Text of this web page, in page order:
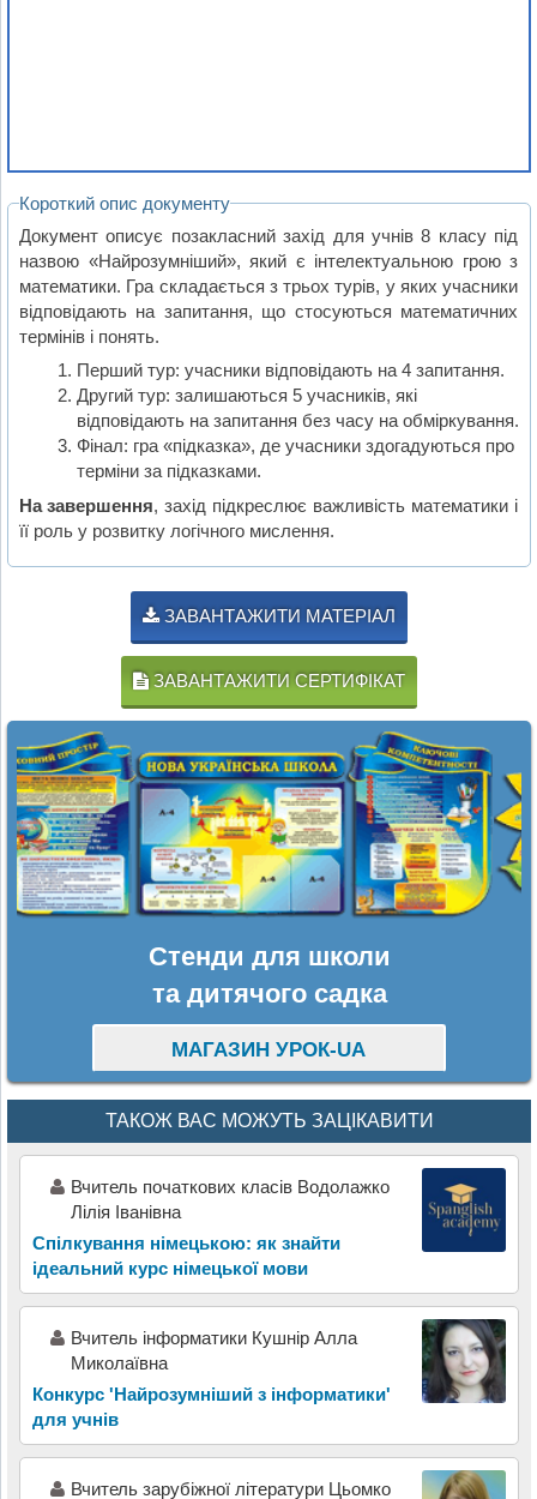
Короткий опис документу
Документ описує позакласний захід для учнів 8 класу під
назвою «Найрозумніший», який є інтелектуальною грою з
математики. Гра складається з трьох турів, у яких учасники
відповідають на запитання, що стосуються математичних
термінів і понять.
Перший тур: учасники відповідають на 4 запитання.
Другий тур: залишаються 5 учасників, які
відповідають на запитання без часу на обміркування.
Фінал: гра «підказка», де учасники здогадуються про
терміни за підказками.
На завершення, захід підкреслює важливість математики і
її роль у розвитку логічного мислення.
ЗАВАНТАЖИТИ МАТЕРІАЛ
ЗАВАНТАЖИТИ СЕРТИФІКАТ
Стенди для школи
та дитячого садка
МАГАЗИН УРОК-UA
ТАКОЖ ВАС МОЖУТЬ ЗАЦІКАВИТИ
Вчитель початкових класів Водолажко
Лілія Іванівна
Спілкування німецькою: як знайти
ідеальний курс німецької мови
Вчитель інформатики Кушнір Алла
Миколаївна
Конкурс 'Найрозумніший з інформатики'
для учнів
Вчитель зарубіжної літератури Цьомко